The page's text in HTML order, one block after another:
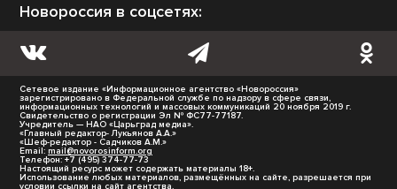
Новороссия в соцсетях:
Сетевое издание «Информационное агентство «Новороссия»
зарегистрировано в Федеральной службе по надзору в сфере связи,
информационных технологий и массовых коммуникаций 20 ноября 2019 г.
Свидетельство о регистрации Эл № ФС77-77187.
Учредитель — НАО «Царьград медиа».
«Главный редактор- Лукьянов А.А.»
«Шеф-редактор - Садчиков А.М.»
Email: mail@novorosinform.org
Телефон: +7 (495) 374-77-73
Настоящий ресурс может содержать материалы 18+.
Использование любых материалов, размещённых на сайте, разрешается при
условии ссылки на сайт агентства.